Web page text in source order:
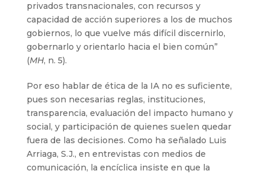
privados transnacionales, con recursos y
capacidad de acción superiores a los de muchos
gobiernos, lo que vuelve más difícil discernirlo,
gobernarlo y orientarlo hacia el bien común”
(MH, n. 5).
Por eso hablar de ética de la IA no es suficiente,
pues son necesarias reglas, instituciones,
transparencia, evaluación del impacto humano y
social, y participación de quienes suelen quedar
fuera de las decisiones. Como ha señalado Luis
Arriaga, S.J., en entrevistas con medios de
comunicación, la encíclica insiste en que la